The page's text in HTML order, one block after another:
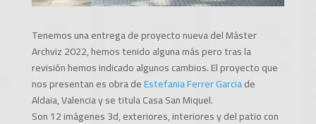
Tenemos una entrega de proyecto nueva del Máster
Archviz 2022, hemos tenido alguna más pero tras la
revisión hemos indicado algunos cambios. El proyecto que
nos presentan es obra deEstefania Ferrer Garciade
Aldaia, Valencia y se titula Casa San Miquel.
Son 12 imágenes 3d, exteriores, interiores y del patio con